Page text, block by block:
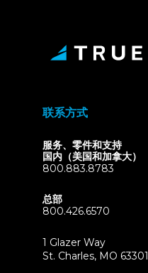
联系方式
服务、零件和支持
国内（美国和加拿大）
800.883.8783
总部
800.426.6570
1 Glazer Way
St. Charles, MO 63301